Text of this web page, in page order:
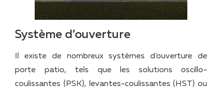
Système d’ouverture
Il existe de nombreux systèmes d’ouverture de
porte patio, tels que les solutions oscillo-
coulissantes (PSK), levantes-coulissantes (HST) ou